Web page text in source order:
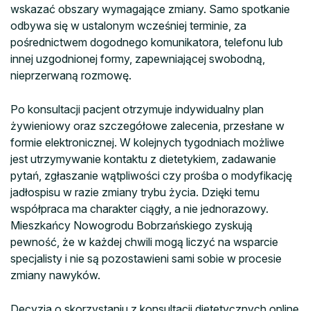
wskazać obszary wymagające zmiany. Samo spotkanie
odbywa się w ustalonym wcześniej terminie, za
pośrednictwem dogodnego komunikatora, telefonu lub
innej uzgodnionej formy, zapewniającej swobodną,
nieprzerwaną rozmowę.
Po konsultacji pacjent otrzymuje indywidualny plan
żywieniowy oraz szczegółowe zalecenia, przesłane w
formie elektronicznej. W kolejnych tygodniach możliwe
jest utrzymywanie kontaktu z dietetykiem, zadawanie
pytań, zgłaszanie wątpliwości czy prośba o modyfikację
jadłospisu w razie zmiany trybu życia. Dzięki temu
współpraca ma charakter ciągły, a nie jednorazowy.
Mieszkańcy Nowogrodu Bobrzańskiego zyskują
pewność, że w każdej chwili mogą liczyć na wsparcie
specjalisty i nie są pozostawieni sami sobie w procesie
zmiany nawyków.